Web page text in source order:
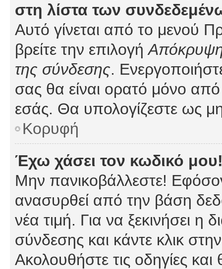
στη λίστα των
Αυτό γίνεται από το μενού
βρείτε την επιλογήΑπόκρυψη
της σύνδεσης.
σας θα είναι ορατό μόνο από
εσάς. Θα υπολογίζεστε ως
Κορυφή
Έχω χάσει τον κωδικό
Μην πανικοβάλλεστε!
ανασυρθεί από την βάση
νέα τιμή. Για να ξεκινήσει η
σύνδεσης και κάντε κλικ
Ακολουθήστε τις οδηγίες